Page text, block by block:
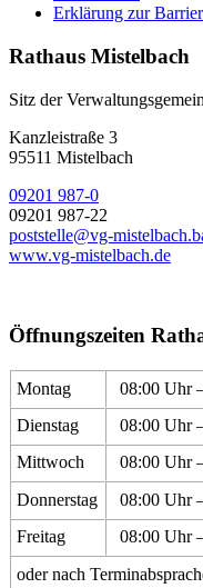
Erklärung zur
Rathaus Mistelbach
Sitz der
Kanzleistraße 3
95511 Mistelbach
09201 987-0
09201 987-22
poststelle@vg-
www.vg-mistelbach.de
Öffnungszeiten
Montag 08:00 Uhr
Dienstag
08:00 Uhr
Mittwoch
08:00 Uhr
Donnerstag
08:00 Uhr
Freitag
08:00 Uhr
oder nach